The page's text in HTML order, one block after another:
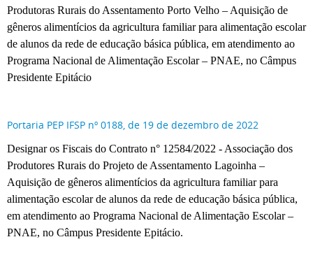
Produtoras Rurais do Assentamento Porto Velho – Aquisição de
gêneros alimentícios da agricultura familiar para alimentação escolar
de alunos da rede de educação básica pública, em atendimento ao
Programa Nacional de Alimentação Escolar – PNAE, no Câmpus
Presidente Epitácio
Portaria PEP IFSP nº 0188, de 19 de dezembro de 2022
Designar os Fiscais do Contrato n° 12584/2022 - Associação dos
Produtores Rurais do Projeto de Assentamento Lagoinha –
Aquisição de gêneros alimentícios da agricultura familiar para
alimentação escolar de alunos da rede de educação básica pública,
em atendimento ao Programa Nacional de Alimentação Escolar –
PNAE, no Câmpus Presidente Epitácio.